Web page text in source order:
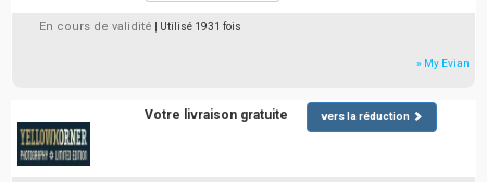
En cours de validité | Utilisé 1931 fois
» My Evian
Votre livraison gratuite vers la réduction